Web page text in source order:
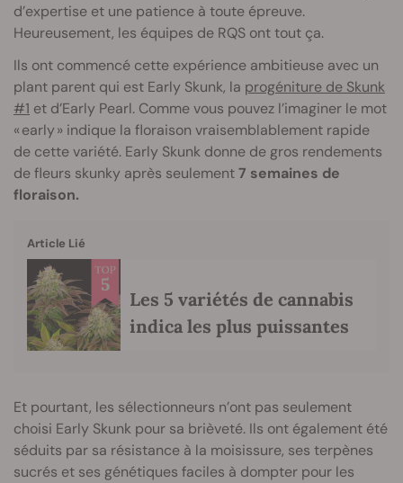
d’expertise et une patience à toute épreuve.
Heureusement, les équipes de RQS ont tout ça.
Ils ont commencé cette expérience ambitieuse avec un
plant parent qui est Early Skunk, la progéniture de Skunk
#1 et d’Early Pearl. Comme vous pouvez l’imaginer le mot
« early » indique la floraison vraisemblablement rapide
de cette variété. Early Skunk donne de gros rendements
de fleurs skunky après seulement7 semaines de
floraison.
Article Lié
Les 5 variétés de cannabis
indica les plus puissantes
Et pourtant, les sélectionneurs n’ont pas seulement
choisi Early Skunk pour sa brièveté. Ils ont également été
séduits par sa résistance à la moisissure, ses terpènes
sucrés et ses génétiques faciles à dompter pour les